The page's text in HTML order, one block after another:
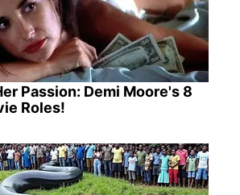
Passion: Demi Moore's 8
Roles!